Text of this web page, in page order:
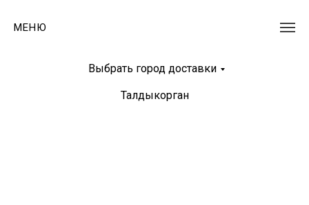
МЕНЮ
Выбрать город доставки
Талдыкорган